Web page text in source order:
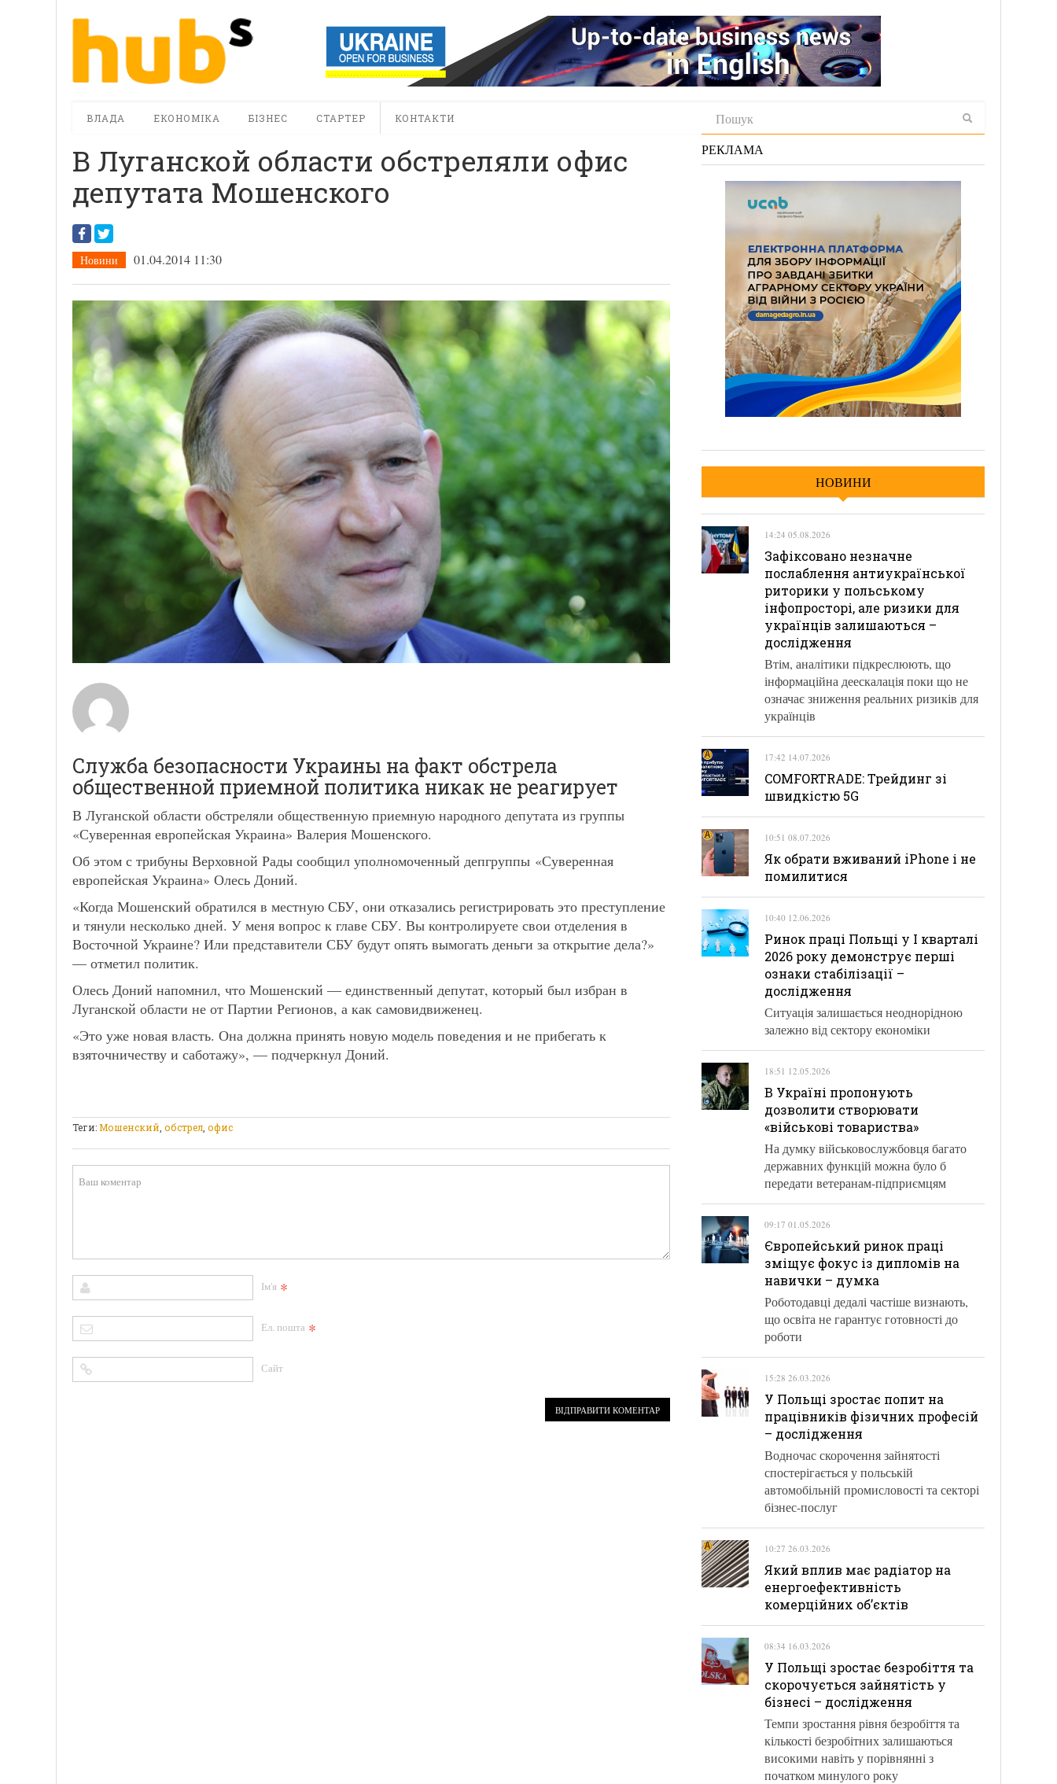
ВЛАДА ЕКОНОМІКА БІЗНЕС СТАРТЕР КОНТАКТИ
В Луганской области обстреляли офис
депутата Мошенского
Новини 01.04.2014 11:30
Служба безопасности Украины на факт обстрела
общественной приемной политика никак не реагирует
В Луганской области обстреляли общественную приемную народного депутата из группы
«Суверенная европейская Украина» Валерия Мошенского.
Об этом с трибуны Верховной Рады сообщил уполномоченный депгруппы «Суверенная
европейская Украина» Олесь Доний.
«Когда Мошенский обратился в местную СБУ, они отказались регистрировать это преступление
и тянули несколько дней. У меня вопрос к главе СБУ. Вы контролируете свои отделения в
Восточной Украине? Или представители СБУ будут опять вымогать деньги за открытие дела?»
— отметил политик.
Олесь Доний напомнил, что Мошенский — единственный депутат, который был избран в
Луганской области не от Партии Регионов, а как самовидвиженец.
«Это уже новая власть. Она должна принять новую модель поведения и не прибегать к
взяточничеству и саботажу», — подчеркнул Доний.
Теги:Мошенский обстрел офис
Ім'я *
Ел. пошта *
Сайт
РЕКЛАМА
НОВИНИ
14:24 05.08.2026
Зафіксовано незначне
послаблення антиукраїнської
риторики у польському
інфопросторі, але ризики для
українців залишаються –
дослідження
Втім, аналітики підкреслюють, що
інформаційна деескалація поки що не
означає зниження реальних ризиків для
українців
17:42 14.07.2026
COMFORTRADE: Трейдинг зі
швидкістю 5G
10:51 08.07.2026
Як обрати вживаний iPhone і не
помилитися
10:40 12.06.2026
Ринок праці Польщі у І кварталі
2026 року демонструє перші
ознаки стабілізації –
дослідження
Ситуація залишається неоднорідною
залежно від сектору економіки
18:51 12.05.2026
В Україні пропонують
дозволити створювати
«військові товариства»
На думку військовослужбовця багато
державних функцій можна було б
передати ветеранам-підприємцям
09:17 01.05.2026
Європейський ринок праці
зміщує фокус із дипломів на
навички – думка
Роботодавці дедалі частіше визнають,
що освіта не гарантує готовності до
роботи
15:28 26.03.2026
У Польщі зростає попит на
працівників фізичних професій
– дослідження
Водночас скорочення зайнятості
спостерігається у польській
автомобільній промисловості та секторі
бізнес-послуг
10:27 26.03.2026
Який вплив має радіатор на
енергоефективність
комерційних об’єктів
08:34 16.03.2026
У Польщі зростає безробіття та
скорочується зайнятість у
бізнесі – дослідження
Темпи зростання рівня безробіття та
кількості безробітних залишаються
високими навіть у порівнянні з
початком минулого року